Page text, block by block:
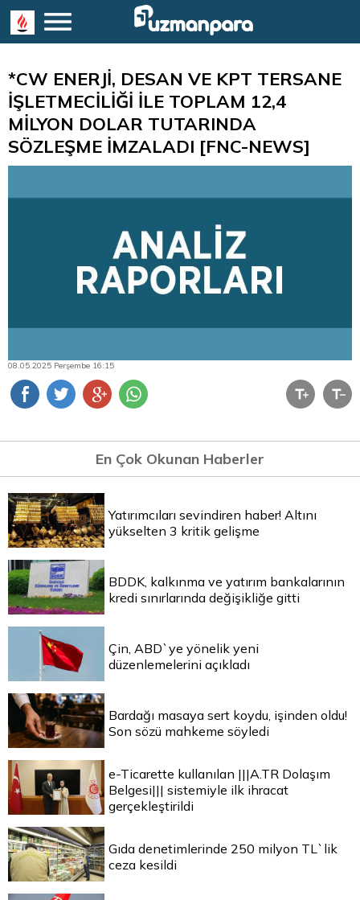
*CW ENERJİ, DESAN VE KPT TERSANE
İŞLETMECİLİĞİ İLE TOPLAM 12,4
MİLYON DOLAR TUTARINDA
SÖZLEŞME İMZALADI [FNC-NEWS]
08.05.2025 Perşembe 16:15
En Çok Okunan Haberler
Yatırımcıları sevindiren haber! Altını
yükselten 3 kritik gelişme
BDDK, kalkınma ve yatırım bankalarının
kredi sınırlarında değişikliğe gitti
Çin, ABD`ye yönelik yeni
düzenlemelerini açıkladı
Bardağı masaya sert koydu, işinden oldu!
Son sözü mahkeme söyledi
e-Ticarette kullanılan |||A.TR Dolaşım
Belgesi||| sistemiyle ilk ihracat
gerçekleştirildi
Gıda denetimlerinde 250 milyon TL`lik
ceza kesildi